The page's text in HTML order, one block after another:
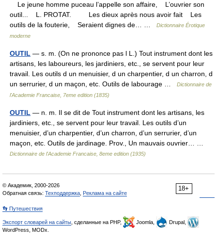
Le jeune homme puceau l’appelle son affaire, L’ouvrier son
outil... L. PROTAT. Les dieux après nous avoir fait Les
outils de la fouterie, Seraient dignes de… …
Dictionnaire Érotique
moderne
OUTIL — s. m. (On ne prononce pas l L.) Tout instrument dont les
artisans, les laboureurs, les jardiniers, etc., se servent pour leur
travail. Les outils d un menuisier, d un charpentier, d un charron, d
un serrurier, d un maçon, etc. Outils de labourage …
Dictionnaire de
l'Academie Francaise, 7eme edition (1835)
OUTIL — n. m. Il se dit de Tout instrument dont les artisans, les
jardiniers, etc., se servent pour leur travail. Les outils d’un
menuisier, d’un charpentier, d’un charron, d’un serrurier, d’un
maçon, etc. Outils de jardinage. Prov., Un mauvais ouvrier… …
Dictionnaire de l'Academie Francaise, 8eme edition (1935)
18+
© Академик, 2000-2026
Обратная связь: Техподдержка Реклама на сайте
👣 Путешествия
Экспорт словарей на сайты , сделанные на PHP, Joomla,
Drupal,
WordPress, MODx.